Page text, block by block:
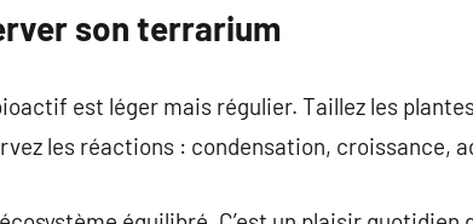
son terrarium
est léger mais régulier. Taillez les
les réactions : condensation, croissance,